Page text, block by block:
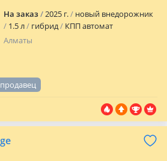
На заказ 2025 г.
новый внедорожник
1.5 л
гибрид
КПП автомат
Алматы